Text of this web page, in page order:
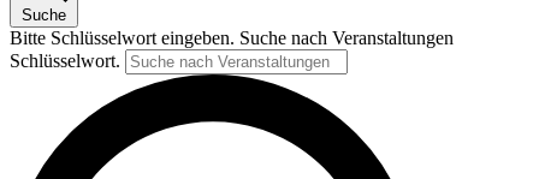
Suche
Bitte Schlüsselwort eingeben. Suche nach Veranstaltungen
Schlüsselwort.